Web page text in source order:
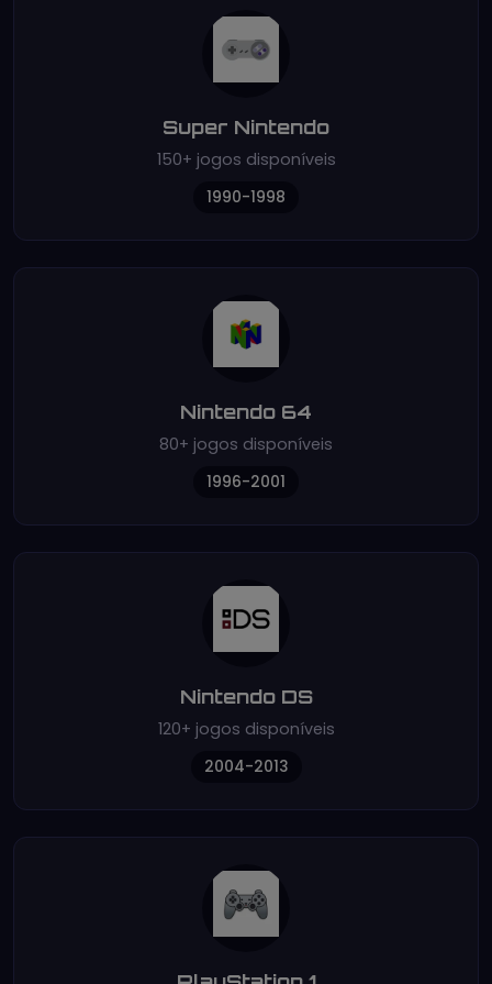
Super Nintendo
150+ jogos disponíveis
1990-1998
Nintendo 64
80+ jogos disponíveis
1996-2001
Nintendo DS
120+ jogos disponíveis
2004-2013